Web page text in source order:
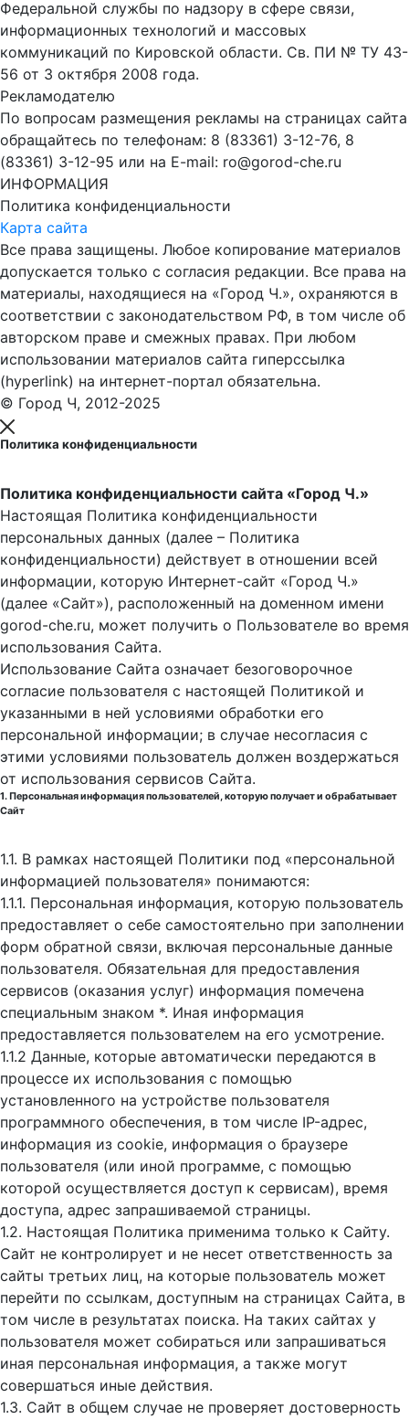
Федеральной службы по надзору в сфере связи,
информационных технологий и массовых
коммуникаций по Кировской области. Св. ПИ № ТУ 43-
56 от 3 октября 2008 года.
Рекламодателю
По вопросам размещения рекламы на страницах сайта
обращайтесь по телефонам: 8 (83361) 3-12-76, 8
(83361) 3-12-95 или на E-mail: ro@gorod-che.ru
ИНФОРМАЦИЯ
Политика конфиденциальности
Карта сайта
Все права защищены. Любое копирование материалов
допускается только с согласия редакции. Все права на
материалы, находящиеся на «Город Ч.», охраняются в
соответствии с законодательством РФ, в том числе об
авторском праве и смежных правах. При любом
использовании материалов сайта гиперссылка
(hyperlink) на интернет-портал обязательна.
© Город Ч, 2012-2025
Политика конфиденциальности
Политика конфиденциальности сайта «Город Ч.»
Настоящая Политика конфиденциальности
персональных данных (далее – Политика
конфиденциальности) действует в отношении всей
информации, которую Интернет-сайт «Город Ч.»
(далее «Сайт»), расположенный на доменном имени
gorod-che.ru, может получить о Пользователе во время
использования Cайта.
Использование Сайта означает безоговорочное
согласие пользователя с настоящей Политикой и
указанными в ней условиями обработки его
персональной информации; в случае несогласия с
этими условиями пользователь должен воздержаться
от использования сервисов Сайта.
1. Персональная информация пользователей, которую получает и обрабатывает
Сайт
1.1. В рамках настоящей Политики под «персональной
информацией пользователя» понимаются:
1.1.1. Персональная информация, которую пользователь
предоставляет о себе самостоятельно при заполнении
форм обратной связи, включая персональные данные
пользователя. Обязательная для предоставления
сервисов (оказания услуг) информация помечена
специальным знаком *. Иная информация
предоставляется пользователем на его усмотрение.
1.1.2 Данные, которые автоматически передаются в
процессе их использования с помощью
установленного на устройстве пользователя
программного обеспечения, в том числе IP-адрес,
информация из cookie, информация о браузере
пользователя (или иной программе, с помощью
которой осуществляется доступ к cервисам), время
доступа, адрес запрашиваемой страницы.
1.2. Настоящая Политика применима только к Сайту.
Сайт не контролирует и не несет ответственность за
сайты третьих лиц, на которые пользователь может
перейти по ссылкам, доступным на страницах Сайта, в
том числе в результатах поиска. На таких сайтах у
пользователя может собираться или запрашиваться
иная персональная информация, а также могут
совершаться иные действия.
1.3. Сайт в общем случае не проверяет достоверность